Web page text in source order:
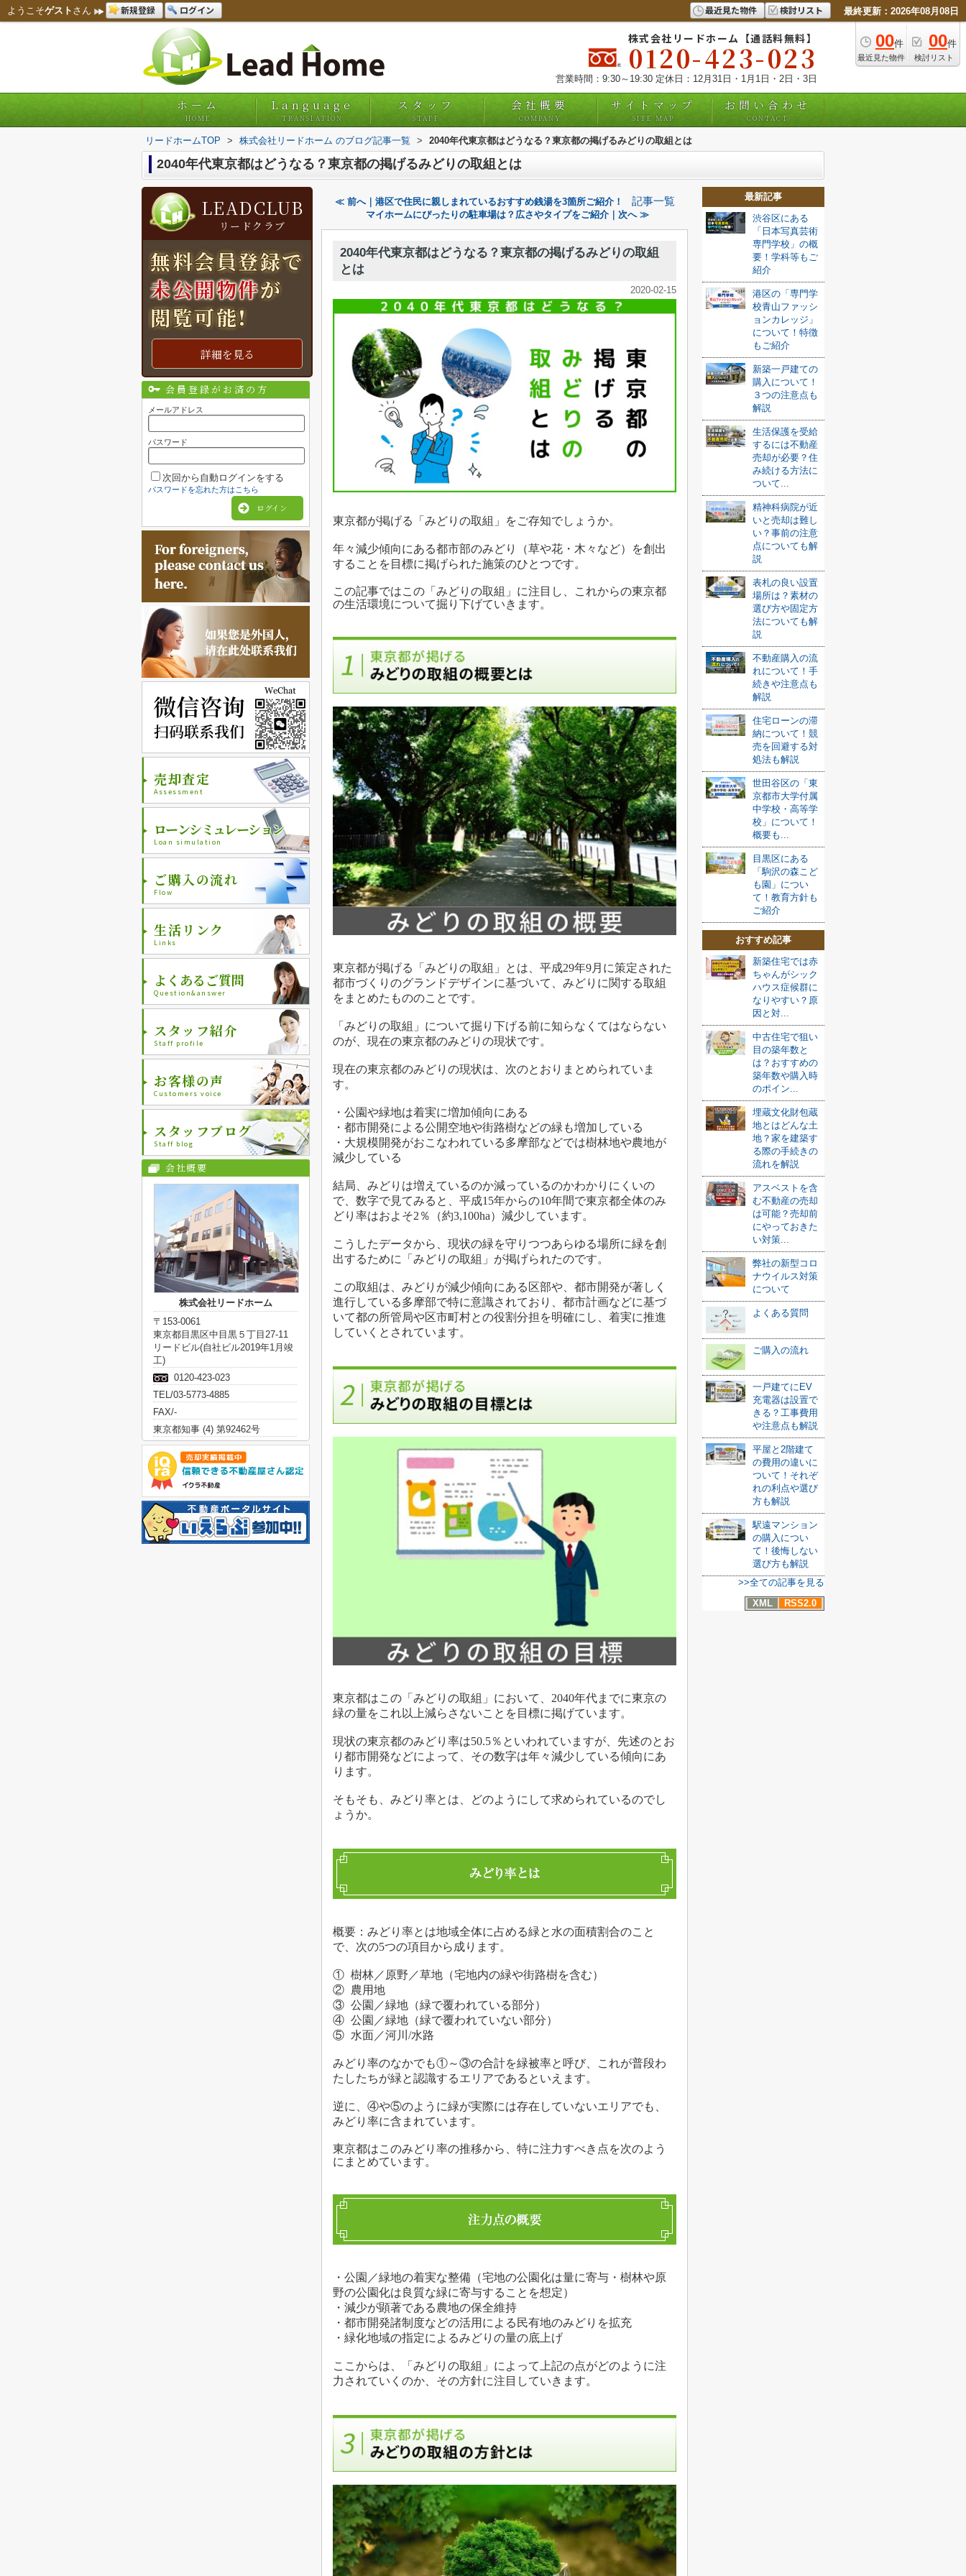
ようこそゲスト さん 新規登録 ログイン 最近見た物件 検討リスト 最終更新：2026年08月08日
00件
最近見た物件
00件
検討リスト
株式会社リードホーム【通話料無料】
0120-423-023
営業時間：9:30～19:30 定休日：12月31日・1月1日・2日・3日
ホーム
HOME
Language
TRANSLATION
スタッフ
STAFF
会社概要
COMPANY
サイトマップ
SITE MAP
お問い合わせ
CONTACT
リードホームTOP > 株式会社リードホーム のブログ記事一覧 > 2040年代東京都はどうなる？東京都の掲げるみどりの取組とは
2040年代東京都はどうなる？東京都の掲げるみどりの取組とは
≪ 前へ｜港区で住民に親しまれているおすすめ銭湯を3箇所ご紹介！ 記事一覧
マイホームにぴったりの駐車場は？広さやタイプをご紹介｜次へ ≫
2040年代東京都はどうなる？東京都の掲げるみどりの取組
とは
2020-02-15
東京都が掲げる「みどりの取組」をご存知でしょうか。
年々減少傾向にある都市部のみどり（草や花・木々など）を創出
することを目標に掲げられた施策のひとつです。
この記事ではこの「みどりの取組」に注目し、これからの東京都
の生活環境について掘り下げていきます。
東京都が掲げる「みどりの取組」とは、平成29年9月に策定された
都市づくりのグランドデザインに基づいて、みどりに関する取組
をまとめたもののことです。
「みどりの取組」について掘り下げる前に知らなくてはならない
のが、現在の東京都のみどりの現状です。
現在の東京都のみどりの現状は、次のとおりまとめられていま
す。
・公園や緑地は着実に増加傾向にある
・都市開発による公開空地や街路樹などの緑も増加している
・大規模開発がおこなわれている多摩部などでは樹林地や農地が
減少している
結局、みどりは増えているのか減っているのかわかりにくいの
で、数字で見てみると、平成15年からの10年間で東京都全体のみ
どり率はおよそ2％（約3,100ha）減少しています。
こうしたデータから、現状の緑を守りつつあらゆる場所に緑を創
出するために「みどりの取組」が掲げられたのです。
この取組は、みどりが減少傾向にある区部や、都市開発が著しく
進行している多摩部で特に意識されており、都市計画などに基づ
いて都の所管局や区市町村との役割分担を明確にし、着実に推進
していくとされています。
東京都はこの「みどりの取組」において、2040年代までに東京の
緑の量をこれ以上減らさないことを目標に掲げています。
現状の東京都のみどり率は50.5％といわれていますが、先述のとお
り都市開発などによって、その数字は年々減少している傾向にあ
ります。
そもそも、みどり率とは、どのようにして求められているのでし
ょうか。
概要：みどり率とは地域全体に占める緑と水の面積割合のこと
で、次の5つの項目から成ります。
① 樹林／原野／草地（宅地内の緑や街路樹を含む）
② 農用地
③ 公園／緑地（緑で覆われている部分）
④ 公園／緑地（緑で覆われていない部分）
⑤ 水面／河川/水路
みどり率のなかでも①～③の合計を緑被率と呼び、これが普段わ
たしたちが緑と認識するエリアであるといえます。
逆に、④や⑤のように緑が実際には存在していないエリアでも、
みどり率に含まれています。
東京都はこのみどり率の推移から、特に注力すべき点を次のよう
にまとめています。
・公園／緑地の着実な整備（宅地の公園化は量に寄与・樹林や原
野の公園化は良質な緑に寄与することを想定）
・減少が顕著である農地の保全維持
・都市開発諸制度などの活用による民有地のみどりを拡充
・緑化地域の指定によるみどりの量の底上げ
ここからは、「みどりの取組」によって上記の点がどのように注
力されていくのか、その方針に注目していきます。
最新記事
渋谷区にある
「日本写真芸術
専門学校」の概
要！学科等もご
紹介
港区の「専門学
校青山ファッシ
ョンカレッジ」
について！特徴
もご紹介
新築一戸建ての
購入について！
３つの注意点も
解説
生活保護を受給
するには不動産
売却が必要？住
み続ける方法に
ついて...
精神科病院が近
いと売却は難し
い？事前の注意
点についても解
説
表札の良い設置
場所は？素材の
選び方や固定方
法についても解
説
不動産購入の流
れについて！手
続きや注意点も
解説
住宅ローンの滞
納について！競
売を回避する対
処法も解説
世田谷区の「東
京都市大学付属
中学校・高等学
校」について！
概要も...
目黒区にある
「駒沢の森こど
も園」につい
て！教育方針も
ご紹介
おすすめ記事
新築住宅では赤
ちゃんがシック
ハウス症候群に
なりやすい？原
因と対...
中古住宅で狙い
目の築年数と
は？おすすめの
築年数や購入時
のポイン...
埋蔵文化財包蔵
地とはどんな土
地？家を建築す
る際の手続きの
流れを解説
アスベストを含
む不動産の売却
は可能？売却前
にやっておきた
い対策...
弊社の新型コロ
ナウイルス対策
について
よくある質問
ご購入の流れ
一戸建てにEV
充電器は設置で
きる？工事費用
や注意点も解説
平屋と2階建て
の費用の違いに
ついて！それぞ
れの利点や選び
方も解説
駅遠マンション
の購入につい
て！後悔しない
選び方も解説
>>全ての記事を見る
XML
RSS2.0
LEADCLUB
リードクラブ
無料会員登録で
未公開物件が
閲覧可能!
詳細を見る
会員登録がお済の方
メールアドレス
パスワード
次回から自動ログインをする
パスワードを忘れた方はこちら
ログイン
売却査定
Assessment
ローンシミュレーション
Loan simulation
ご購入の流れ
Flow
生活リンク
Links
よくあるご質問
Question&answer
スタッフ紹介
Staff profile
お客様の声
Customers voice
スタッフブログ
Staff blog
会社概要
株式会社リードホーム
〒153-0061
東京都目黒区中目黒５丁目27-11
リードビル(自社ビル2019年1月竣
工)
0120-423-023
TEL/03-5773-4885
FAX/-
東京都知事 (4) 第92462号